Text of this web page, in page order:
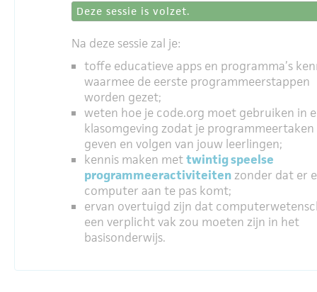
Deze sessie is volzet.
Na deze sessie zal je:
toffe educatieve apps en programma’s
waarmee de eerste programmeerstappen
worden gezet;
weten hoe je code.org moet gebruiken in
klasomgeving zodat je programmeertaken
geven en volgen van jouw leerlingen;
kennis maken mettwintig speelse
programmeeractiviteiten zonder dat er
computer aan te pas komt;
ervan overtuigd zijn dat
een verplicht vak zou moeten zijn in het
basisonderwijs.